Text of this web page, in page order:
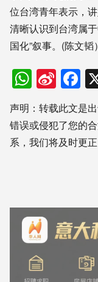
位台湾青年表示，
清晰认识到台湾属
国化”叙事。(陈文韬）
Sina
声明：转载此文是
错误或侵犯了您的
系，我们将及时更